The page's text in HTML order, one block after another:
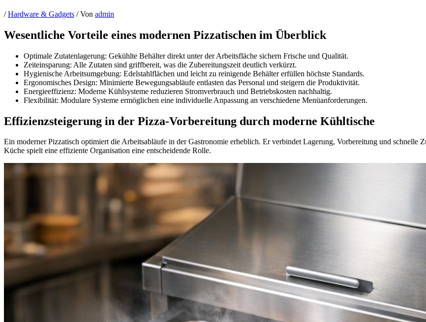
/Hardware & Gadgets / Von admin
Wesentliche Vorteile eines modernen Pizzatischen im Überblick
Optimale Zutatenlagerung: Gekühlte Behälter direkt unter der Arbeitsfläche sichern Frische und Qualität.
Zeiteinsparung: Alle Zutaten sind griffbereit, was die Zubereitungszeit deutlich verkürzt.
Hygienische Arbeitsumgebung: Edelstahlflächen und leicht zu reinigende Behälter erfüllen höchste Standards.
Ergonomisches Design: Minimierte Bewegungsabläufe entlasten das Personal und steigern die Produktivität.
Energieeffizienz: Moderne Kühlsysteme reduzieren Stromverbrauch und Betriebskosten nachhaltig.
Flexibilität: Modulare Systeme ermöglichen eine individuelle Anpassung an verschiedene Menüanforderungen.
Effizienzsteigerung in der Pizza-Vorbereitung durch moderne Kühltische
Ein moderner Pizzatisch optimiert die Arbeitsabläufe in der Gastronomie erheblich. Er verbindet Lagerung, Vorbereitung und schnelle
Küche spielt eine effiziente Organisation eine entscheidende Rolle.